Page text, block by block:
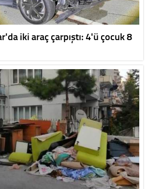
iki araç çarpıştı: 4'ü çocuk 8